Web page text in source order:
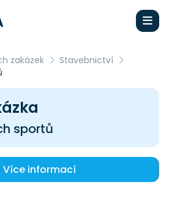
zakázek
Stavebnictví
sportů
Více informací